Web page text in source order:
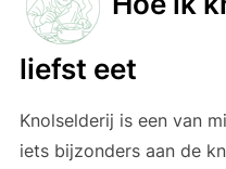
liefst eet
Knolselderij is een van
iets bijzonders aan de